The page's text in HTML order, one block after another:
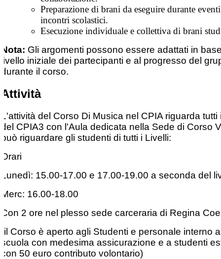
Preparazione di brani da eseguire durante
incontri scolastici.
Esecuzione individuale e collettiva di brani
Nota: Gli argomenti possono essere adattati in
livello iniziale dei partecipanti e al progresso del
durante il corso.
Attività
L'attività del Corso Di Musica nel CPIA riguarda tutti
del CPIA3 con l'Aula dedicata nella Sede di Corso
può riguardare gli studenti di tutti i Livelli:
Orari
Lunedì: 15.00-17.00 e 17.00-19.00 a seconda del
Merc: 16.00-18.00
Con 2 ore nel plesso sede carceraria di Regina
(il Corso è aperto agli Studenti e personale interno
scuola con medesima assicurazione e a studenti
con 50 euro contributo volontario)